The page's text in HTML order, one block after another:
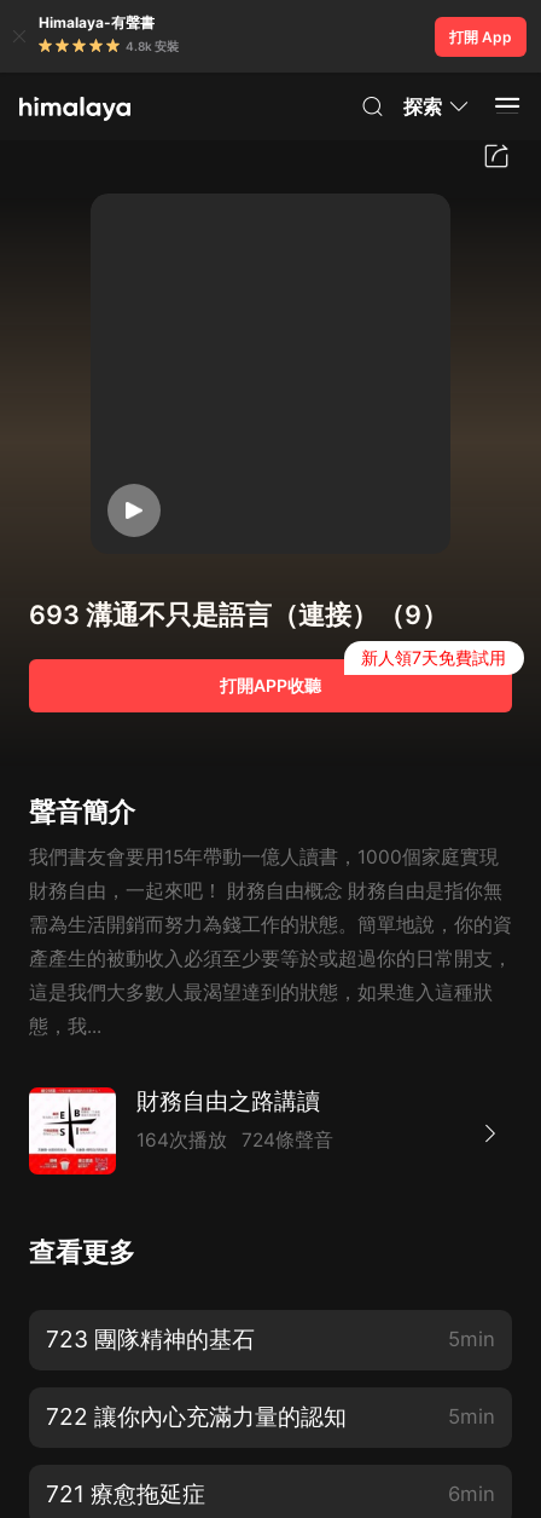
Himalaya-有聲書
4.8k 安裝
打開 App
探索
693 溝通不只是語言（連接）（9）
打開APP收聽
新人領7天免費試用
聲音簡介
我們書友會要用15年帶動一億人讀書，1000個家庭實現
財務自由，一起來吧！ 財務自由概念 財務自由是指你無
需為生活開銷而努力為錢工作的狀態。簡單地說，你的資
產產生的被動收入必須至少要等於或超過你的日常開支，
這是我們大多數人最渴望達到的狀態，如果進入這種狀
態，我...
財務自由之路講讀
164次播放 724條聲音
查看更多
723 團隊精神的基石 5min
722 讓你內心充滿力量的認知 5min
721 療愈拖延症 6min